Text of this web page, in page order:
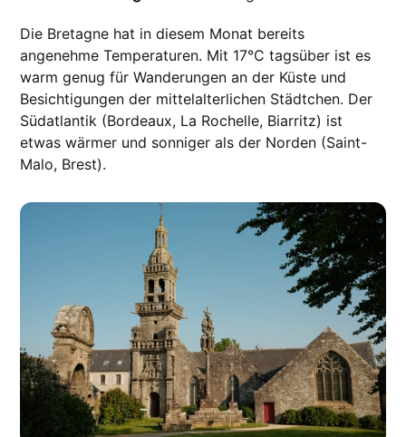
Die Bretagne hat in diesem Monat bereits
angenehme Temperaturen. Mit 17°C tagsüber ist es
warm genug für Wanderungen an der Küste und
Besichtigungen der mittelalterlichen Städtchen. Der
Südatlantik (Bordeaux, La Rochelle, Biarritz) ist
etwas wärmer und sonniger als der Norden (Saint-
Malo, Brest).